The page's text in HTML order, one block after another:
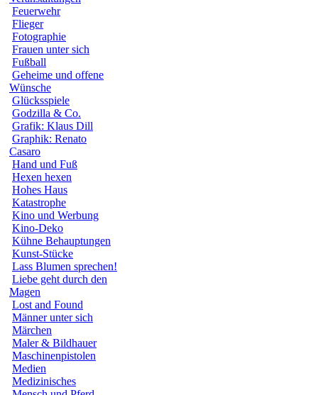
Feuerwehr
Flieger
Fotographie
Frauen unter sich
Fußball
Geheime und offene
Wünsche
Glücksspiele
Godzilla & Co.
Grafik: Klaus Dill
Graphik: Renato
Casaro
Hand und Fuß
Hexen hexen
Hohes Haus
Katastrophe
Kino und Werbung
Kino-Deko
Kühne Behauptungen
Kunst-Stücke
Lass Blumen sprechen!
Liebe geht durch den
Magen
Lost and Found
Männer unter sich
Märchen
Maler & Bildhauer
Maschinenpistolen
Medien
Medizinisches